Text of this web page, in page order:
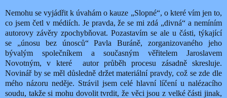
Nemohu se vyjádřit k úvahám o kauze „Slopné“, o které vím jen to,
co jsem četl v médiích. Je pravda, že se mi zdá „divná“ a nemíním
autorovy závěry zpochybňovat. Pozastavím se ale u části, týkající
se „únosu bez únosců“ Pavla Buráně, zorganizovaného jeho
bývalým společníkem a současným věřitelem Jaroslavem
Novotným, v které
autor průběh procesu zásadně skresluje.
Novinář by se měl důsledně držet materiální pravdy, což se zde dle
mého názoru neděje. Strávil jsem celé hlavní líčení u nalézacího
soudu, takže si mohu dovolit tvrdit, že věci jsou z velké části jinak,